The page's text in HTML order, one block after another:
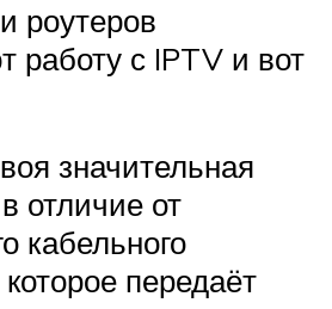
роутеров
работу с IPTV и вот
значительная
отличие от
кабельного
передаёт